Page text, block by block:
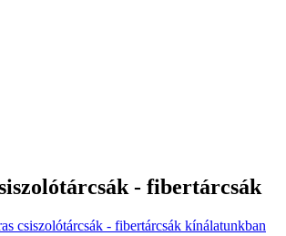
- fibertárcsák
csiszolótárcsák - fibertárcsák kínálatunkban